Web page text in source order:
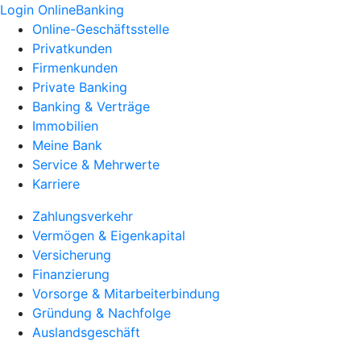
Login OnlineBanking
Online-Geschäftsstelle
Privatkunden
Firmenkunden
Private Banking
Banking & Verträge
Immobilien
Meine Bank
Service & Mehrwerte
Karriere
Zahlungsverkehr
Vermögen & Eigenkapital
Versicherung
Finanzierung
Vorsorge & Mitarbeiterbindung
Gründung & Nachfolge
Auslandsgeschäft